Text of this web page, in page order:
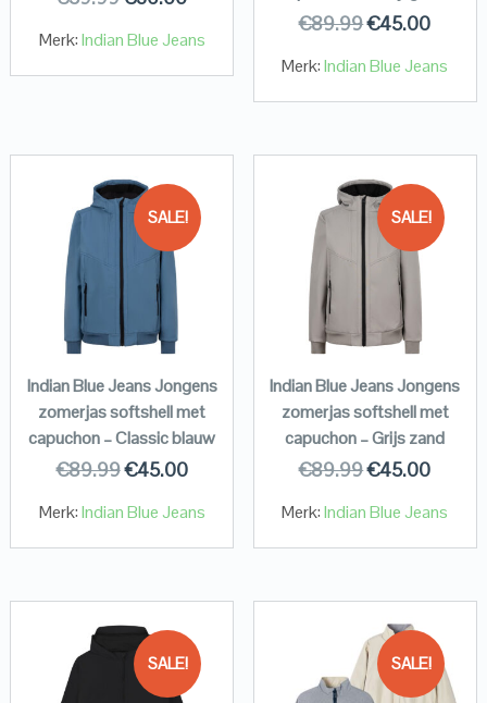
Merk:Indian Blue Jeans
€89.99€45.00
Merk:Indian Blue Jeans
SALE!
Indian Blue Jeans Jongens
zomerjas softshell met
capuchon – Classic blauw
€89.99€45.00
Merk:Indian Blue Jeans
SALE!
Indian Blue Jeans Jongens
zomerjas softshell met
capuchon – Grijs zand
€89.99€45.00
Merk:Indian Blue Jeans
SALE! SALE!